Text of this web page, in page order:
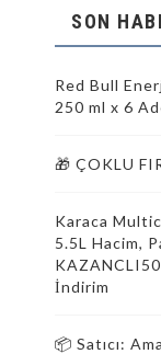
SON
Red Bull
250 ml x 6
🎁 ÇOKLU
Karaca
5.5L Hacim,
İndirim
📦 Satıcı: